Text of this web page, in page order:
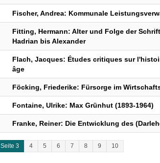
Fischer, Andrea: Kommunale
Fitting, Hermann: Alter und Folge der
Hadrian bis Alexander
Flach, Jacques: Études critiques sur
âge
Föcking, Friederike: Fürsorge im
Fontaine, Ulrike: Max Grünhut (1893-1964)
Franke, Reiner: Die Entwicklung des
Seite 3 4 5 6 7 8 9 10